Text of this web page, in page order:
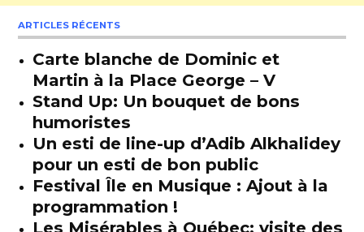
ARTICLES RÉCENTS
Carte blanche de Dominic et
Martin à la Place George – V
Stand Up: Un bouquet de bons
humoristes
Un esti de line-up d’Adib Alkhalidey
pour un esti de bon public
Festival Île en Musique : Ajout à la
programmation !
Les Misérables à Québec: visite des